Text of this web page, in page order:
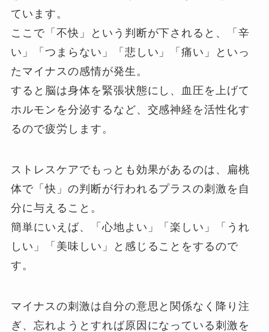
ています。
ここで「不快」という判断が下されると、「辛
い」「つまらない」「悲しい」「痛い」といっ
たマイナスの感情が発生。
すると脳は身体を緊張状態にし、血圧を上げて
ホルモンを分泌するなど、交感神経を活性化す
るので疲労します。
ストレスケアでもっとも効果があるのは、扁桃
体で「快」の判断が行われるプラスの刺激を自
分に与えること。
簡単にいえば、「心地よい」「楽しい」「うれ
しい」「美味しい」と感じることをするので
す。
マイナスの刺激は自分の意思と関係なく降り注
ぎ、忘れようとすれば原因になっている刺激を